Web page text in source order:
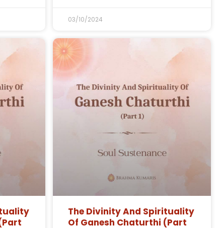
03/10/2024
The Divinity And Spirituality
Of Ganesh Chaturthi (Part